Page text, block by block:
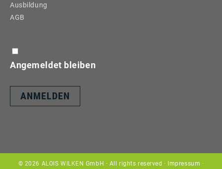
Ausbildung
AGB
Angemeldet bleiben
© 2026 ALOIS WILKEN GmbH · All rights reserved · Impressum ·